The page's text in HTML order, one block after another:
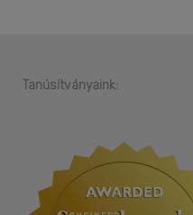
Tanúsítványaink: